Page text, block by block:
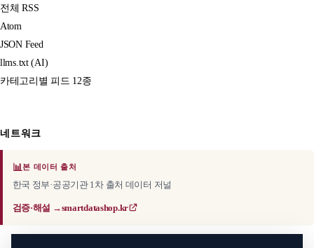
전체 RSS
Atom
JSON Feed
llms.txt (AI)
카테고리별 피드 12종
네트워크
📊본 데이터 출처
한국 정부·공공기관 1차 출처 데이터 저널
검증·해설 →smartdatashop.kr